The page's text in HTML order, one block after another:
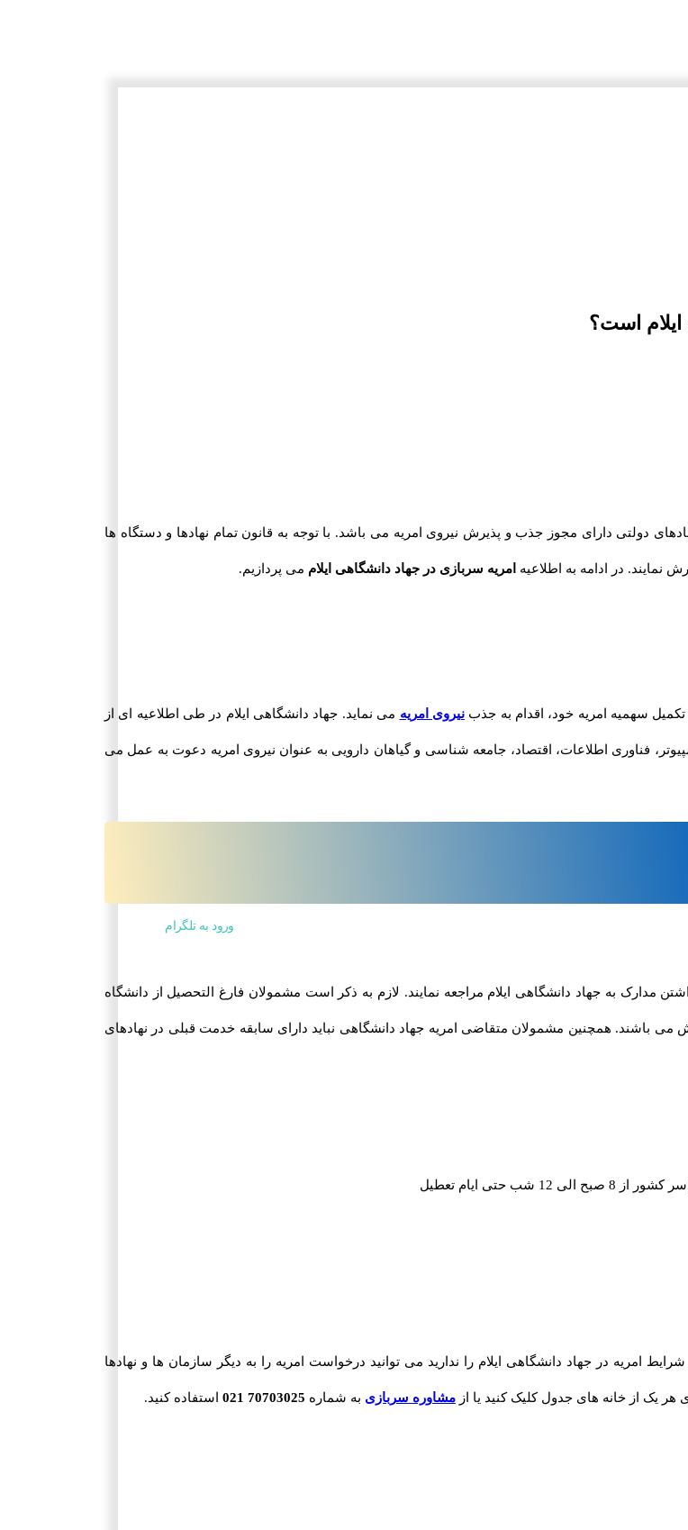
است؟
دولتی دارای مجوز جذب و پذیرش نیروی امریه می باشد. با توجه به قانون تمام نهادها و دستگاه ها
در ادامه به اطلاعیه امریه سربازی در جهاد دانشگاهی ایلام می پردازیم.
سهمیه امریه خود، اقدام به جذبنیروی امریه می نماید. جهاد دانشگاهی ایلام در طی اطلاعیه ای از
فناوری اطلاعات، اقتصاد، جامعه شناسی و گیاهان دارویی به عنوان نیروی امریه دعوت به عمل می
ورود به تلگرام
دانشگاهی ایلام حداکثر می توانند تا تاریخ 98/02/10 با در دست داشتن مدارک به جهاد دانشگاهی ایلام مراجعه نمایند. لازم به ذکر است مشمولان فارغ التحصیل از دانشگاه
در الویت پذیرش می باشند. همچنین مشمولان متقاضی امریه جهاد دانشگاهی نباید دارای سابقه خدمت قبلی در نهادهای
حتی ایام تعطیل
امریه در جهاد دانشگاهی ایلام را ندارید می توانید درخواست امریه را به دیگر سازمان ها و نهادها
یک از خانه های جدول کلیک کنید یا از مشاوره سربازی به شماره 70703025 021 استفاده کنید.